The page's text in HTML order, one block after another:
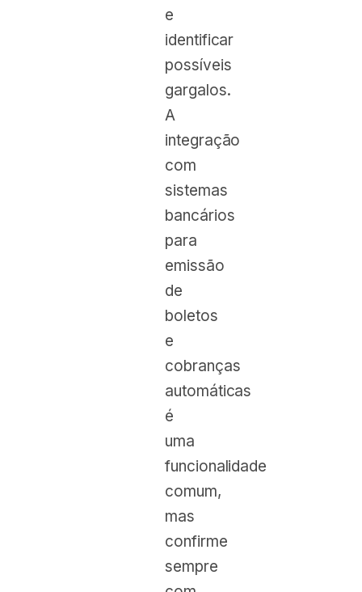
e
identificar
possíveis
gargalos.
A
integração
com
sistemas
bancários
para
emissão
de
boletos
e
cobranças
automáticas
é
uma
funcionalidade
comum,
mas
confirme
sempre